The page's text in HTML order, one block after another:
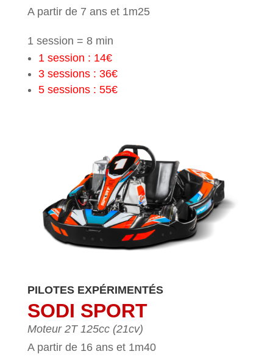
A partir de 7 ans et 1m25
1 session = 8 min
1 session : 14€
3 sessions : 36€
5 sessions : 55€
PILOTES EXPÉRIMENTÉS
SODI SPORT
Moteur 2T 125cc (21cv)
A partir de 16 ans et 1m40